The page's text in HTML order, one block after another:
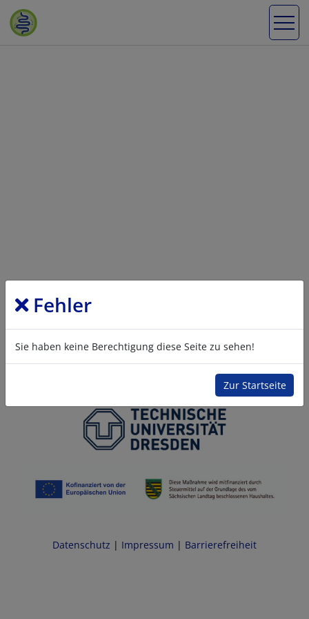
Fehler
Sie haben keine Berechtigung diese Seite zu sehen!
Zur Startseite
Datenschutz | Impressum | Barrierefreiheit